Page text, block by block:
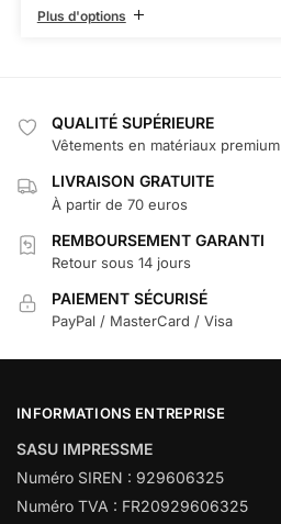
Plus d'options
QUALITÉ SUPÉRIEURE
Vêtements en matériaux premium
LIVRAISON GRATUITE
À partir de 70 euros
REMBOURSEMENT GARANTI
Retour sous 14 jours
PAIEMENT SÉCURISÉ
PayPal / MasterCard / Visa
INFORMATIONS ENTREPRISE
SASU IMPRESSME
Numéro SIREN : 929606325
Numéro TVA : FR20929606325